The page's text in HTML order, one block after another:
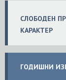
СЛОБОДЕН
КАРАКТЕР
ГОДИШНИ